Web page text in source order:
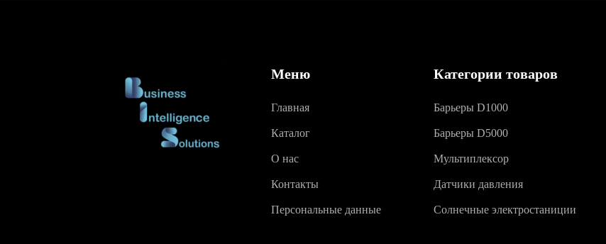
Меню
Главная
Каталог
О нас
Контакты
Персональные данные
Категории товаров
Барьеры D1000
Барьеры D5000
Мультиплексор
Датчики давления
Солнечные электростаниции